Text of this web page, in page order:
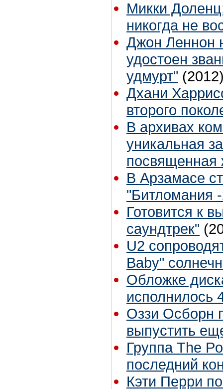
Микки
никогда не
Джон Леннон
удостоен
удмурт"
Дхани
второго
В архивах
уникальная
посвященная
В Арзамасе
"Битломания
Готовится к
саундтрек"
U2
Baby"
Обложке
исполнилось
Оззи Осборн
выпустить
Группа The
последний
Кэти Перри